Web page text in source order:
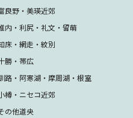
良野・美瑛近郊
内・利尻・礼文・留萌
床・網走・紋別
勝・帯広
路・阿寒湖・摩周湖・根室
樽・ニセコ近郊
の他道央